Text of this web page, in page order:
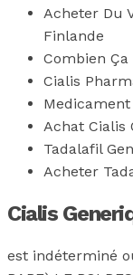
Acheter Du
Finlande
Combien
Cialis
Achat Cialis
Tadalafil
Acheter
Cialis
est indéterminé